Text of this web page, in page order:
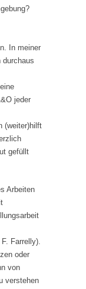
In meiner
durchaus
jeder
(weiter)hilft
gefüllt
Arbeiten
Farrelly).
oder
von
verstehen